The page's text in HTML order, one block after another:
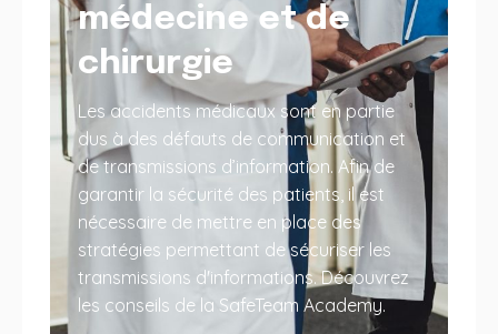
médecine et de
chirurgie
Les accidents médicaux sont en partie
dus à des défauts de communication et
de transmissions d’information. Afin de
garantir la sécurité des patients, il est
nécessaire de mettre en place des
stratégies permettant de sécuriser les
transmissions d'informations. Découvrez
les conseils de la SafeTeam Academy.